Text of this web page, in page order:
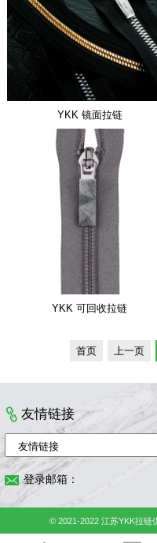
YKK 镜面拉链
YKK 可回收拉链
首页 上一页
友情链接
登录邮箱：
© 2021-2022 江苏YKK拉链